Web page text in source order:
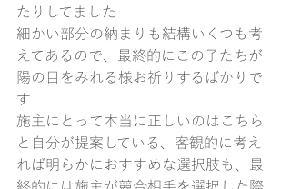
たりしてました
細かい部分の納まりも結構いくつも考
えてあるので、最終的にこの子たちが
陽の目をみれる様お祈りするばかりで
す
施主にとって本当に正しいのはこちら
と自分が提案している、客観的に考え
れば明らかにおすすめな選択肢も、最